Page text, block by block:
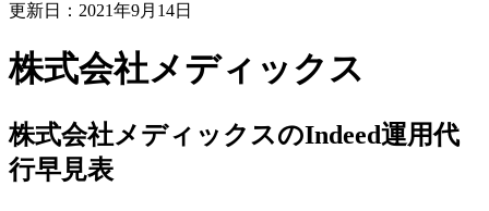
更新日：2021年9月14日
株式会社メディックス
株式会社メディックスのIndeed運用代
行早見表